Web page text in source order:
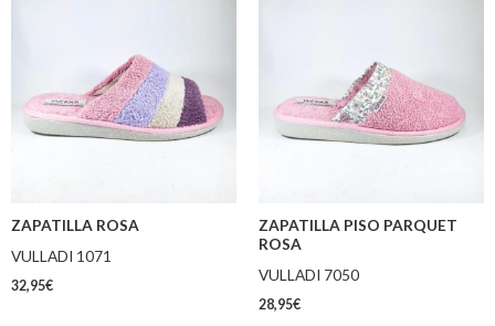
ZAPATILLA ROSA
VULLADI 1071
32,95€
ZAPATILLA PISO PARQUET
ROSA
VULLADI 7050
28,95€